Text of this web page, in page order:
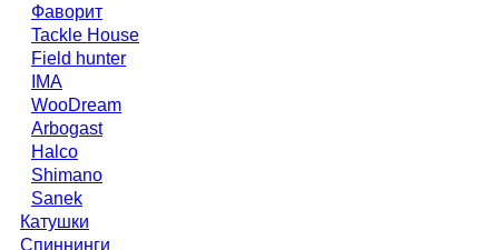
Фаворит
Tackle House
Field hunter
IMA
WooDream
Arbogast
Halco
Shimano
Sanek
Катушки
Спиннинги